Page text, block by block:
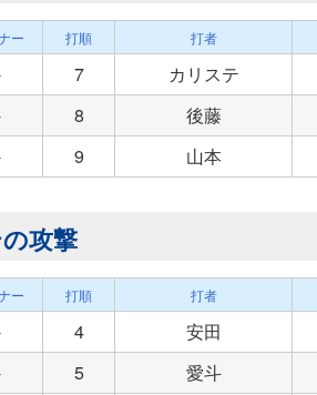
ー 打順 打者
7
カリステ
8
後藤
9 山本
攻撃
ー 打順 打者
4
安田
5
愛斗